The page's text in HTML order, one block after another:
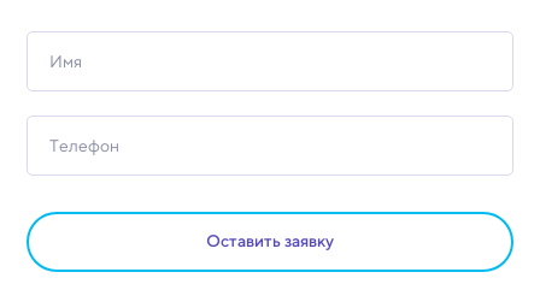
Оставить заявку